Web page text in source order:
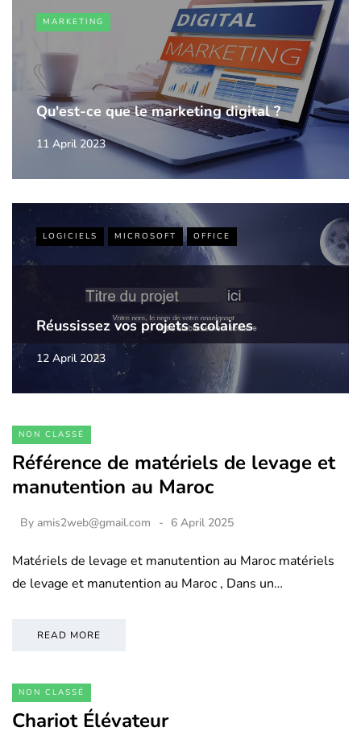
MARKETING
Qu'est-ce que le marketing digital ?
11 April 2023
LOGICIELS MICROSOFT OFFICE
Réussissez vos projets scolaires
12 April 2023
NON CLASSÉ
Référence de matériels de levage et
manutention au Maroc
By amis2web@gmail.com 6 April 2025
Matériels de levage et manutention au Maroc matériels
de levage et manutention au Maroc , Dans un…
READ MORE
NON CLASSÉ
Chariot Élévateur